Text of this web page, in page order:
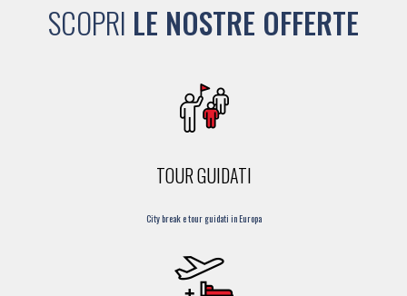
SCOPRI LE NOSTRE OFFERTE
TOUR GUIDATI
City break e tour guidati in Europa